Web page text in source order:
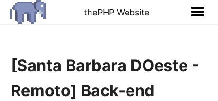
thePHP Website
[Santa Barbara DOeste -
Remoto] Back-end